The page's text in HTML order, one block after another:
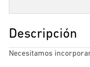
Descripción
Necesitamos